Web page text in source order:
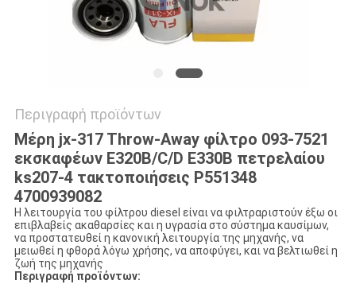
Περιγραφή προϊόντων
Μέρη jx-317 Throw-Away φίλτρο 093-7521
εκσκαφέων E320B/C/D E330B πετρελαίου
ks207-4 τακτοποιήσεις P551348
4700939082
Η λειτουργία του φίλτρου diesel είναι να φιλτραριστούν έξω οι
επιβλαβείς ακαθαρσίες και η υγρασία στο σύστημα καυσίμων,
να προστατευθεί η κανονική λειτουργία της μηχανής, να
μειωθεί η φθορά λόγω χρήσης, να αποφύγει, και να βελτιωθεί η
ζωή της μηχανής
Περιγραφή προϊόντων: